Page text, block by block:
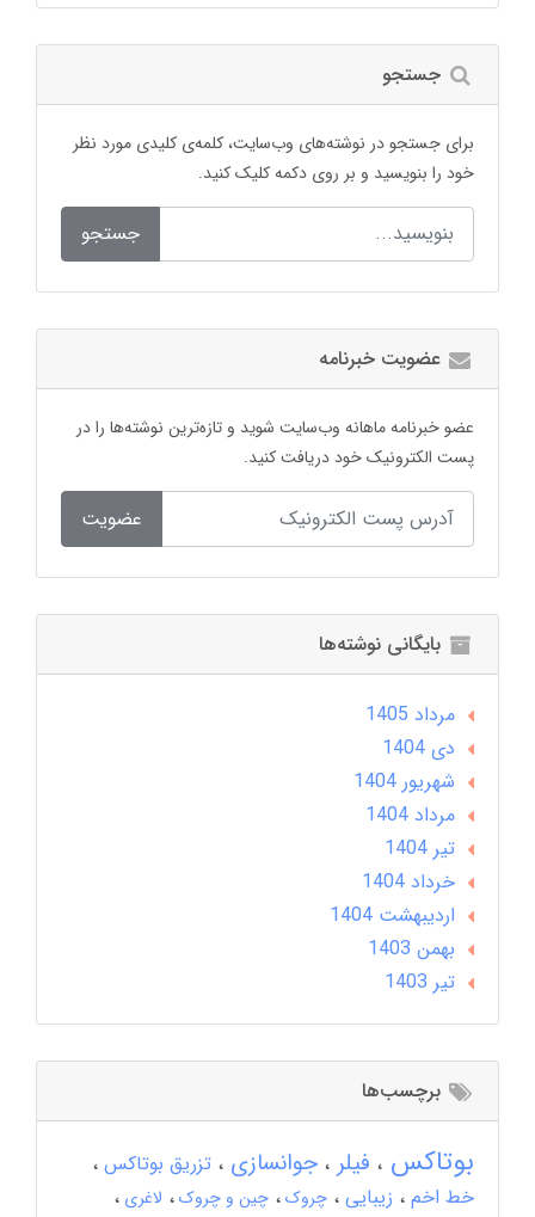
جستجو
برای جستجو در نوشته‌های وب‌سایت، کلمه‌ی کلیدی مورد نظر
خود را بنویسید و بر روی دکمه کلیک کنید.
جستجو
عضویت خبرنامه
عضو خبرنامه ماهانه وب‌سایت شوید و تازه‌ترین نوشته‌ها را در
پست الکترونیک خود دریافت کنید.
عضویت
بایگانی نوشته‌ها
مرداد 1405
دی 1404
شهریور 1404
مرداد 1404
تير 1404
خرداد 1404
ارديبهشت 1404
بهمن 1403
تير 1403
برچسب‌ها
بوتاکس فیلر جوانسازی
تزریق بوتاکس
خط اخم
زیبایی چروک چین و چروک
لاغری